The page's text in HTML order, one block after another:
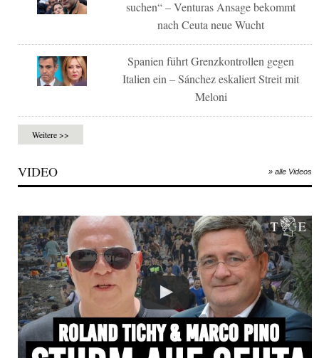
suchen“ – Venturas Ansage bekommt
nach Ceuta neue Wucht
Spanien führt Grenzkontrollen gegen
Italien ein – Sánchez eskaliert Streit mit
Meloni
Weitere >>
VIDEO » alle Videos